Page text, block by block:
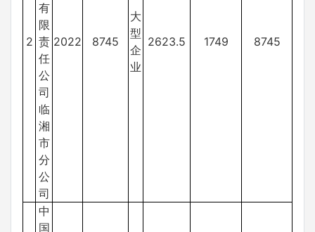
2
有
限
责
任
公
司
临
湘
市
分
公
司
2022 8745
大
型
企
业
2623.5 1749 8745
中
国